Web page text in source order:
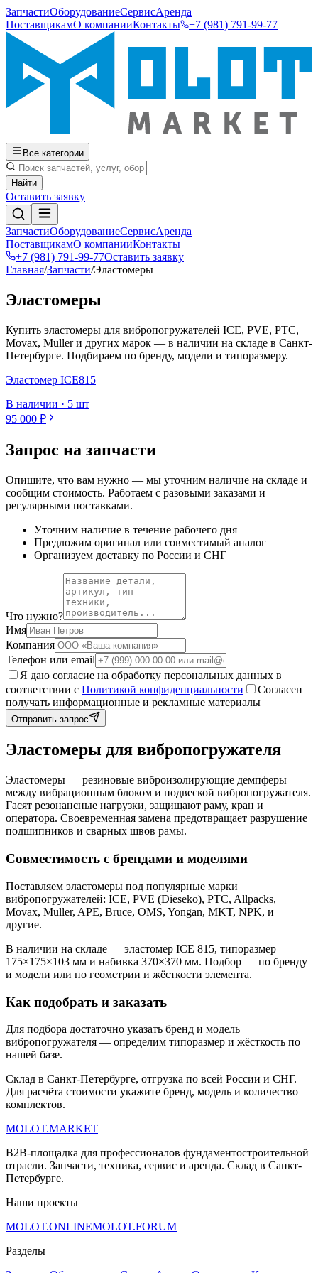
ЗапчастиОборудованиеСервисАренда
ПоставщикамО компанииКонтакты +7 (981) 791-99-77
Все категории
Найти
Оставить заявку
ЗапчастиОборудованиеСервисАренда
ПоставщикамО компанииКонтакты
+7 (981) 791-99-77Оставить заявку
Главная/Запчасти/Эластомеры
Эластомеры
Купить эластомеры для вибропогружателей ICE, PVE, PTC,
Movax, Muller и других марок — в наличии на складе в Санкт-
Петербурге. Подбираем по бренду, модели и типоразмеру.
Эластомер ICE815
В наличии · 5 шт
95 000 ₽
Запрос на запчасти
Опишите, что вам нужно — мы уточним наличие на складе и
сообщим стоимость. Работаем с разовыми заказами и
регулярными поставками.
Уточним наличие в течение рабочего дня
Предложим оригинал или совместимый аналог
Организуем доставку по России и СНГ
Что нужно?
Имя
Компания
Телефон или email
Я даю согласие на обработку персональных данных в
соответствии с Политикой конфиденциальности
Согласен
получать информационные и рекламные материалы
Отправить запрос
Эластомеры для вибропогружателя
Эластомеры — резиновые виброизолирующие демпферы
между вибрационным блоком и подвеской вибропогружателя.
Гасят резонансные нагрузки, защищают раму, кран и
оператора. Своевременная замена предотвращает разрушение
подшипников и сварных швов рамы.
Совместимость с брендами и моделями
Поставляем эластомеры под популярные марки
вибропогружателей: ICE, PVE (Dieseko), PTC, Allpacks,
Movax, Muller, APE, Bruce, OMS, Yongan, MKT, NPK, и
другие.
В наличии на складе — эластомер ICE 815, типоразмер
175×175×103 мм и набивка 370×370 мм. Подбор — по бренду
и модели или по геометрии и жёсткости элемента.
Как подобрать и заказать
Для подбора достаточно указать бренд и модель
вибропогружателя — определим типоразмер и жёсткость по
нашей базе.
Склад в Санкт-Петербурге, отгрузка по всей России и СНГ.
Для расчёта стоимости укажите бренд, модель и количество
комплектов.
MOLOT.MARKET
B2B-площадка для профессионалов фундаментостроительной
отрасли. Запчасти, техника, сервис и аренда. Склад в Санкт-
Петербурге.
Наши проекты
MOLOT.ONLINEMOLOT.FORUM
Разделы